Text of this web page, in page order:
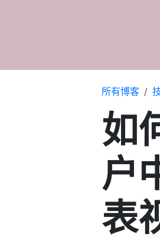
所有博客
如
户
表